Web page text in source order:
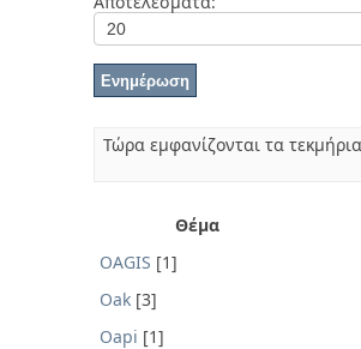
Τώρα εμφανίζονται τα
Θέμα
OAGIS [1]
Oak [3]
Oapi [1]